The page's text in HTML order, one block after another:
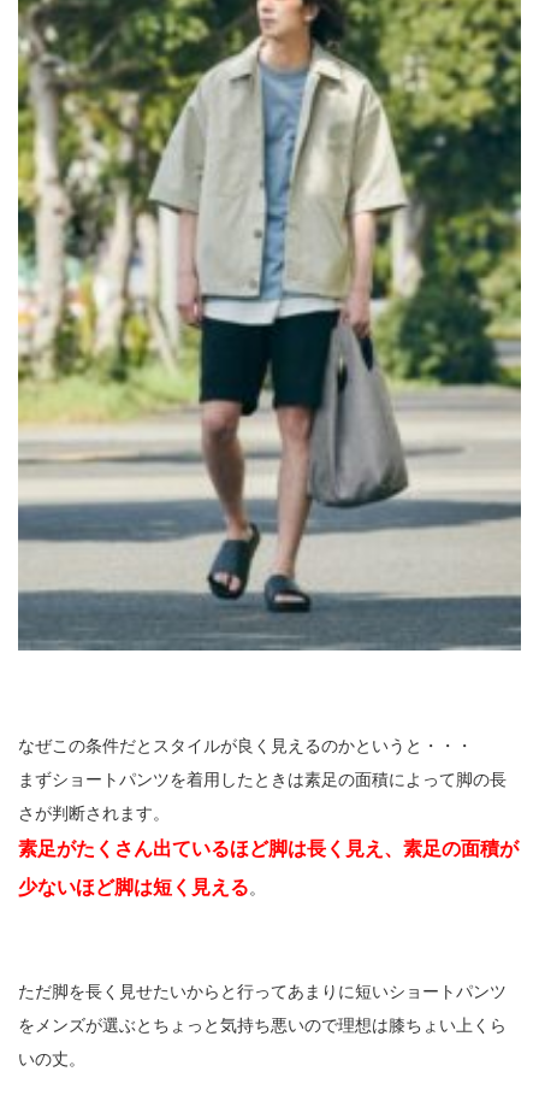
なぜこの条件だとスタイルが良く見えるのかというと・・・
まずショートパンツを着用したときは素足の面積によって脚の長
さが判断されます。
素足がたくさん出ているほど脚は長く見え、素足の面積が
少ないほど脚は短く見える。
ただ脚を長く見せたいからと行ってあまりに短いショートパンツ
をメンズが選ぶとちょっと気持ち悪いので理想は膝ちょい上くら
いの丈。